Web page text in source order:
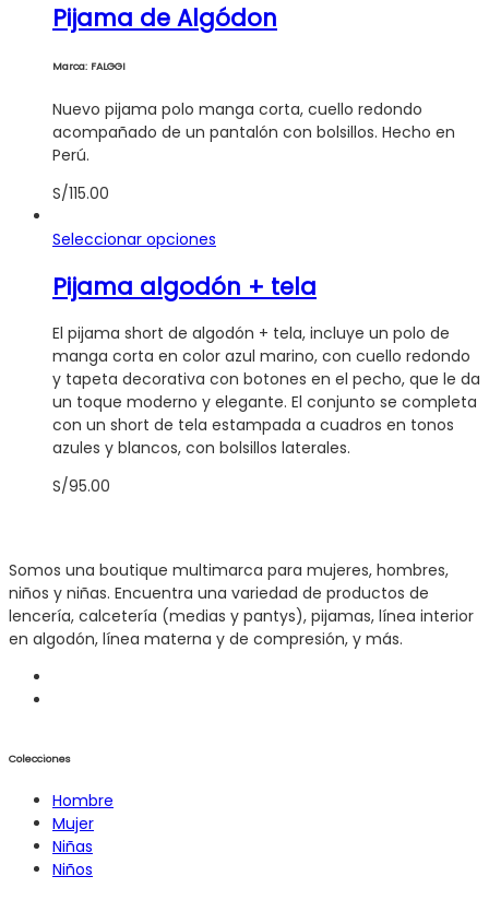
producto
S/120.00.S/99.00.
tiene
múltiples
opciones
se
página
producto
Pijama de Algódon
Marca: FALGGI
Nuevo pijama polo manga corta, cuello redondo
acompañado de un pantalón con bolsillos. Hecho en
Perú.
S/115.00
Seleccionar opciones
tiene
múltiples
variantes.
Las
opciones
se
pueden
elegir
Pijama algodón + tela
El pijama short de algodón + tela, incluye un polo de
manga corta en color azul marino, con cuello redondo
y tapeta decorativa con botones en el pecho, que le da
un toque moderno y elegante. El conjunto se completa
con un short de tela estampada a cuadros en tonos
azules y blancos, con bolsillos laterales.
S/95.00
Somos una boutique multimarca para mujeres, hombres,
niños y niñas. Encuentra una variedad de productos de
lencería, calcetería (medias y pantys), pijamas, línea interior
en algodón, línea materna y de compresión, y más.
Colecciones
Hombre
Mujer
Niñas
Niños